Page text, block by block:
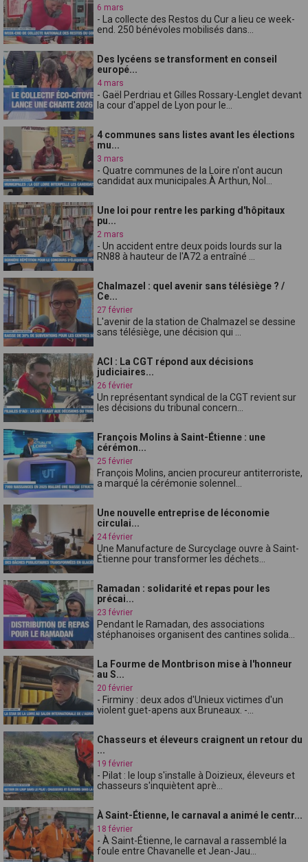
6 mars
- La collecte des Restos du Cur a lieu ce week-
end. 250 bénévoles mobilisés dans...
Des lycéens se transforment en conseil
europé...
4 mars
- Gaël Perdriau et Gilles Rossary-Lenglet devant
la cour d'appel de Lyon pour le...
4 communes sans listes avant les élections
mu...
3 mars
- Quatre communes de la Loire n'ont aucun
candidat aux municipales.À Arthun, Nol...
Une loi pour rentre les parking d'hôpitaux
pu...
2 mars
- Un accident entre deux poids lourds sur la
RN88 à hauteur de l'A72 a entraîné ...
Chalmazel : quel avenir sans télésiège ? /
Ce...
27 février
L'avenir de la station de Chalmazel se dessine
sans télésiège, une décision qui ...
ACI : La CGT répond aux décisions
judiciaires...
26 février
Un représentant syndical de la CGT revient sur
les décisions du tribunal concern...
François Molins à Saint-Étienne : une
cérémon...
25 février
François Molins, ancien procureur antiterroriste,
a marqué la cérémonie solennel...
Une nouvelle entreprise de léconomie
circulai...
24 février
Une Manufacture de Surcyclage ouvre à Saint-
Étienne pour transformer les déchets...
Ramadan : solidarité et repas pour les
précai...
23 février
Pendant le Ramadan, des associations
stéphanoises organisent des cantines solida...
La Fourme de Montbrison mise à l'honneur
au S...
20 février
- Firminy : deux ados d'Unieux victimes d'un
violent guet-apens aux Bruneaux. -...
Chasseurs et éleveurs craignent un retour du
...
19 février
- Pilat : le loup s'installe à Doizieux, éleveurs et
chasseurs s'inquiètent aprè...
À Saint-Étienne, le carnaval a animé le centr...
18 février
- À Saint-Étienne, le carnaval a rassemblé la
foule entre Chavanelle et Jean-Jau...